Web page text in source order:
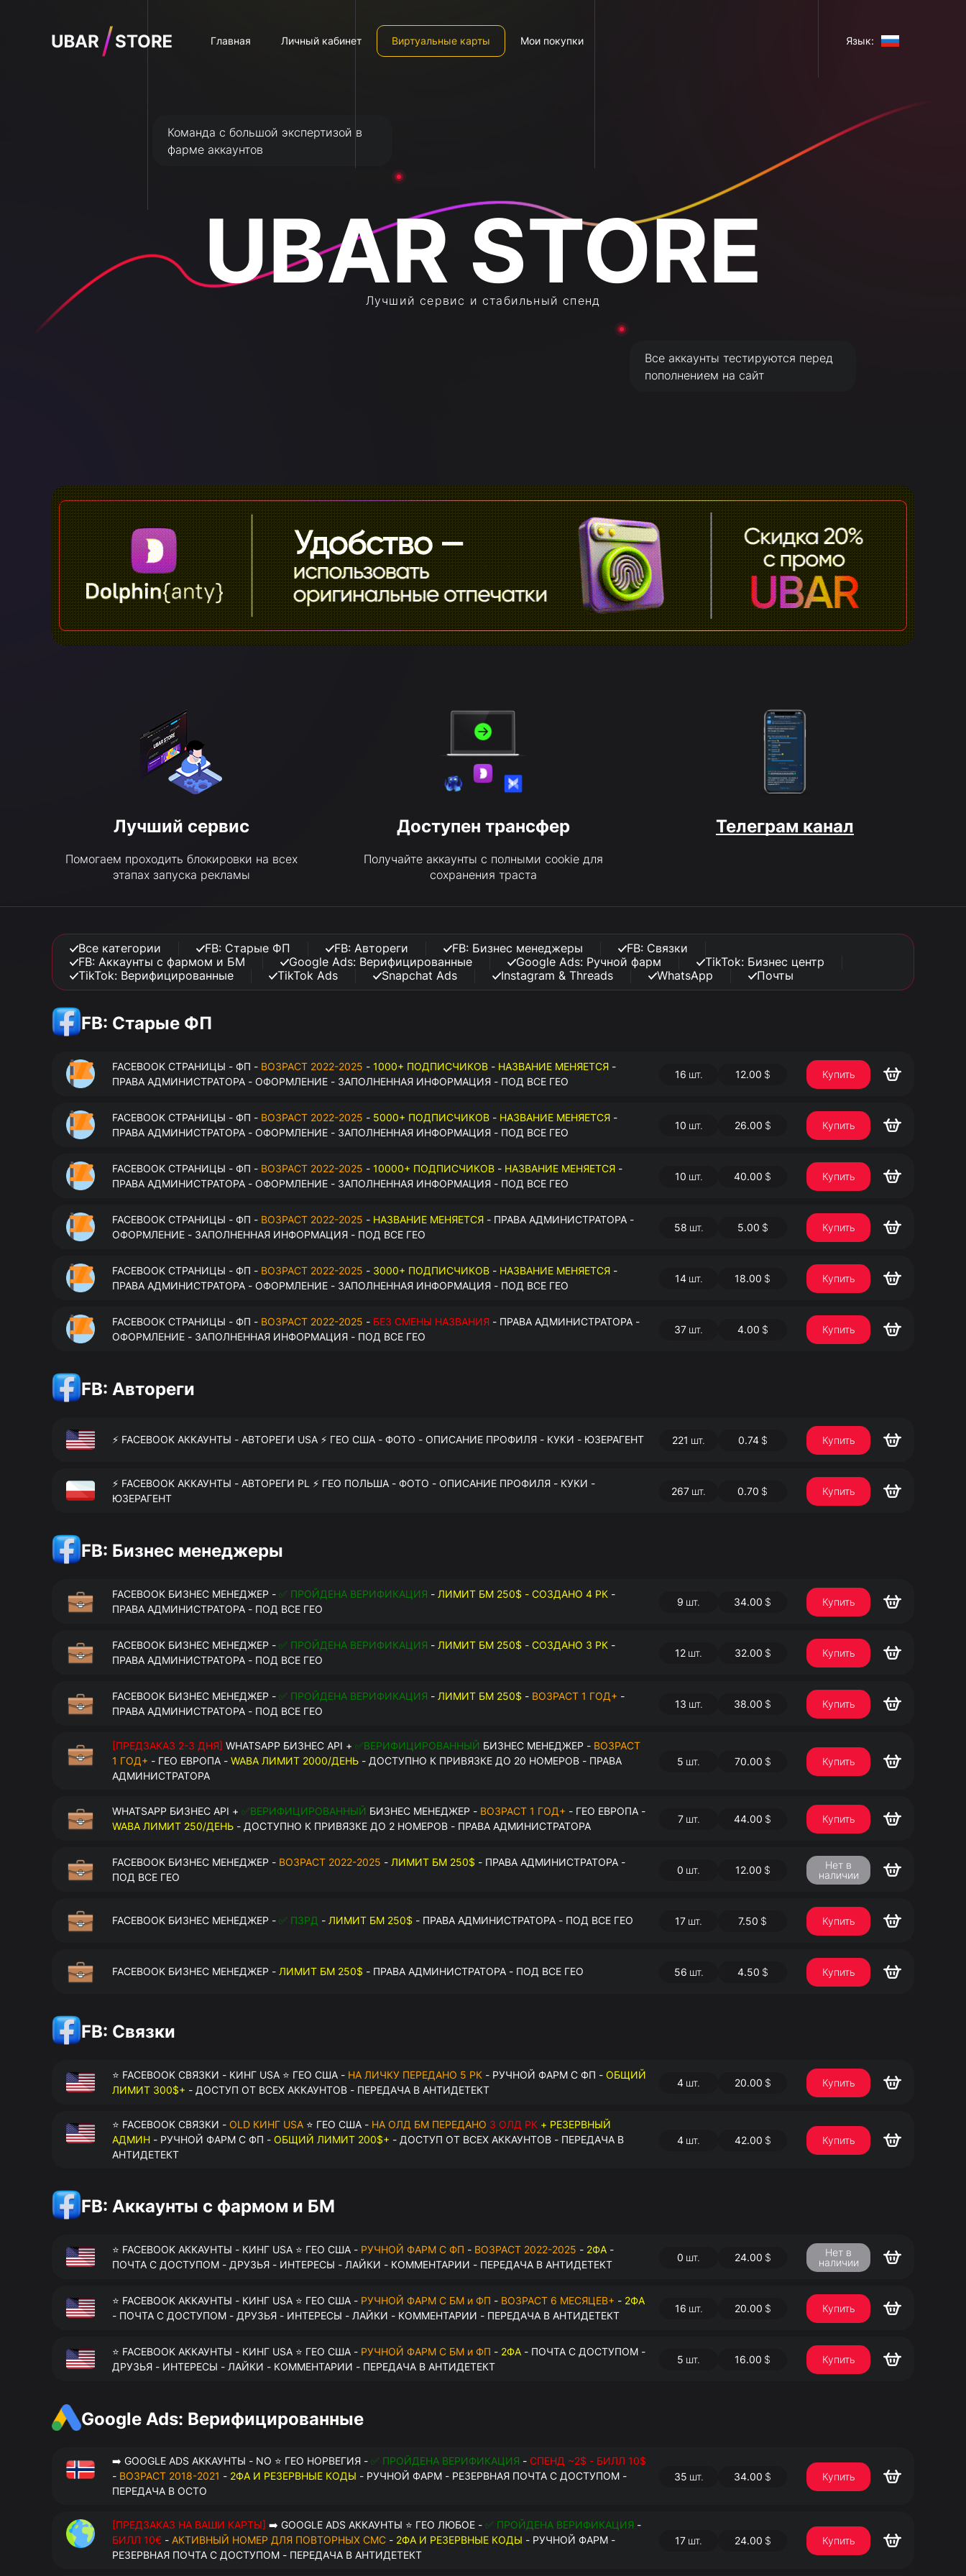
Главная Личный кабинет Виртуальные карты Мои покупки Язык:
Команда с большой экспертизой в
фарме аккаунтов
Все аккаунты тестируются перед
пополнением на сайт
Лучший сервис и стабильный спенд
Лучший сервис
Помогаем проходить блокировки на всех
этапах запуска рекламы
Доступен трансфер
Получайте аккаунты с полными cookie для
сохранения траста
Телеграм канал
Все категории FB: Старые ФП FB: Автореги FB: Бизнес менеджеры
FB: Связки
FB: Аккаунты с фармом и БМ
Google Ads: Верифицированные Google Ads: Ручной фарм
TikTok: Бизнес центр
TikTok: Верифицированные
TikTok Ads Snapchat Ads Instagram & Threads WhatsApp Почты
FB: Старые ФП
FACEBOOK СТРАНИЦЫ - ФП - ВОЗРАСТ 2022-2025 - 1000+ ПОДПИСЧИКОВ - НАЗВАНИЕ МЕНЯЕТСЯ -
ПРАВА АДМИНИСТРАТОРА - ОФОРМЛЕНИЕ - ЗАПОЛНЕННАЯ ИНФОРМАЦИЯ - ПОД ВСЕ ГЕО
16 шт. 12.00 $ Купить
FACEBOOK СТРАНИЦЫ - ФП - ВОЗРАСТ 2022-2025 - 5000+ ПОДПИСЧИКОВ - НАЗВАНИЕ МЕНЯЕТСЯ -
ПРАВА АДМИНИСТРАТОРА - ОФОРМЛЕНИЕ - ЗАПОЛНЕННАЯ ИНФОРМАЦИЯ - ПОД ВСЕ ГЕО
10 шт. 26.00 $ Купить
FACEBOOK СТРАНИЦЫ - ФП - ВОЗРАСТ 2022-2025 - 10000+ ПОДПИСЧИКОВ - НАЗВАНИЕ МЕНЯЕТСЯ -
ПРАВА АДМИНИСТРАТОРА - ОФОРМЛЕНИЕ - ЗАПОЛНЕННАЯ ИНФОРМАЦИЯ - ПОД ВСЕ ГЕО
10 шт. 40.00 $ Купить
FACEBOOK СТРАНИЦЫ - ФП - ВОЗРАСТ 2022-2025 - НАЗВАНИЕ МЕНЯЕТСЯ - ПРАВА АДМИНИСТРАТОРА -
ОФОРМЛЕНИЕ - ЗАПОЛНЕННАЯ ИНФОРМАЦИЯ - ПОД ВСЕ ГЕО
58 шт. 5.00 $ Купить
FACEBOOK СТРАНИЦЫ - ФП - ВОЗРАСТ 2022-2025 - 3000+ ПОДПИСЧИКОВ - НАЗВАНИЕ МЕНЯЕТСЯ -
ПРАВА АДМИНИСТРАТОРА - ОФОРМЛЕНИЕ - ЗАПОЛНЕННАЯ ИНФОРМАЦИЯ - ПОД ВСЕ ГЕО
14 шт. 18.00 $ Купить
FACEBOOK СТРАНИЦЫ - ФП - ВОЗРАСТ 2022-2025 - БЕЗ СМЕНЫ НАЗВАНИЯ - ПРАВА АДМИНИСТРАТОРА -
ОФОРМЛЕНИЕ - ЗАПОЛНЕННАЯ ИНФОРМАЦИЯ - ПОД ВСЕ ГЕО
37 шт. 4.00 $ Купить
FB: Автореги
⚡️ FACEBOOK АККАУНТЫ - АВТОРЕГИ USA ⚡️ ГЕО США - ФОТО - ОПИСАНИЕ ПРОФИЛЯ - КУКИ - ЮЗЕРАГЕНТ 221 шт. 0.74 $ Купить
⚡️ FACEBOOK АККАУНТЫ - АВТОРЕГИ PL ⚡️ ГЕО ПОЛЬША - ФОТО - ОПИСАНИЕ ПРОФИЛЯ - КУКИ -
ЮЗЕРАГЕНТ
267 шт. 0.70 $ Купить
FB: Бизнес менеджеры
FACEBOOK БИЗНЕС МЕНЕДЖЕР - ✅ ПРОЙДЕНА ВЕРИФИКАЦИЯ - ЛИМИТ БМ 250$ - СОЗДАНО 4 РК -
ПРАВА АДМИНИСТРАТОРА - ПОД ВСЕ ГЕО
9 шт. 34.00 $ Купить
FACEBOOK БИЗНЕС МЕНЕДЖЕР - ✅ ПРОЙДЕНА ВЕРИФИКАЦИЯ - ЛИМИТ БМ 250$ - СОЗДАНО 3 РК -
ПРАВА АДМИНИСТРАТОРА - ПОД ВСЕ ГЕО
12 шт. 32.00 $ Купить
FACEBOOK БИЗНЕС МЕНЕДЖЕР - ✅ ПРОЙДЕНА ВЕРИФИКАЦИЯ - ЛИМИТ БМ 250$ - ВОЗРАСТ 1 ГОД+ -
ПРАВА АДМИНИСТРАТОРА - ПОД ВСЕ ГЕО
13 шт. 38.00 $ Купить
[ПРЕДЗАКАЗ 2-3 ДНЯ] WHATSAPP БИЗНЕС API + ✅ВЕРИФИЦИРОВАННЫЙ БИЗНЕС МЕНЕДЖЕР - ВОЗРАСТ
1 ГОД+ - ГЕО ЕВРОПА - WABA ЛИМИТ 2000/ДЕНЬ - ДОСТУПНО К ПРИВЯЗКЕ ДО 20 НОМЕРОВ - ПРАВА
АДМИНИСТРАТОРА
5 шт. 70.00 $ Купить
WHATSAPP БИЗНЕС API + ✅ВЕРИФИЦИРОВАННЫЙ БИЗНЕС МЕНЕДЖЕР - ВОЗРАСТ 1 ГОД+ - ГЕО ЕВРОПА -
WABA ЛИМИТ 250/ДЕНЬ - ДОСТУПНО К ПРИВЯЗКЕ ДО 2 НОМЕРОВ - ПРАВА АДМИНИСТРАТОРА
7 шт. 44.00 $ Купить
FACEBOOK БИЗНЕС МЕНЕДЖЕР - ВОЗРАСТ 2022-2025 - ЛИМИТ БМ 250$ - ПРАВА АДМИНИСТРАТОРА -
ПОД ВСЕ ГЕО
0 шт. 12.00 $
Нет в
наличии
FACEBOOK БИЗНЕС МЕНЕДЖЕР - ✅ ПЗРД - ЛИМИТ БМ 250$ - ПРАВА АДМИНИСТРАТОРА - ПОД ВСЕ ГЕО 17 шт. 7.50 $ Купить
FACEBOOK БИЗНЕС МЕНЕДЖЕР - ЛИМИТ БМ 250$ - ПРАВА АДМИНИСТРАТОРА - ПОД ВСЕ ГЕО 56 шт. 4.50 $ Купить
FB: Связки
⭐ FACEBOOK СВЯЗКИ - КИНГ USA ⭐ ГЕО США - НА ЛИЧКУ ПЕРЕДАНО 5 РК - РУЧНОЙ ФАРМ С ФП - ОБЩИЙ
ЛИМИТ 300$+ - ДОСТУП ОТ ВСЕХ АККАУНТОВ - ПЕРЕДАЧА В АНТИДЕТЕКТ
4 шт. 20.00 $ Купить
⭐ FACEBOOK СВЯЗКИ - OLD КИНГ USA ⭐ ГЕО США - НА ОЛД БМ ПЕРЕДАНО 3 ОЛД РК + РЕЗЕРВНЫЙ
АДМИН - РУЧНОЙ ФАРМ С ФП - ОБЩИЙ ЛИМИТ 200$+ - ДОСТУП ОТ ВСЕХ АККАУНТОВ - ПЕРЕДАЧА В
АНТИДЕТЕКТ
4 шт. 42.00 $ Купить
FB: Аккаунты с фармом и БМ
⭐ FACEBOOK АККАУНТЫ - КИНГ USA ⭐ ГЕО США - РУЧНОЙ ФАРМ С ФП - ВОЗРАСТ 2022-2025 - 2ФА -
ПОЧТА С ДОСТУПОМ - ДРУЗЬЯ - ИНТЕРЕСЫ - ЛАЙКИ - КОММЕНТАРИИ - ПЕРЕДАЧА В АНТИДЕТЕКТ
0 шт. 24.00 $
Нет в
наличии
⭐ FACEBOOK АККАУНТЫ - КИНГ USA ⭐ ГЕО США - РУЧНОЙ ФАРМ С БМ и ФП - ВОЗРАСТ 6 МЕСЯЦЕВ+ - 2ФА
- ПОЧТА С ДОСТУПОМ - ДРУЗЬЯ - ИНТЕРЕСЫ - ЛАЙКИ - КОММЕНТАРИИ - ПЕРЕДАЧА В АНТИДЕТЕКТ
16 шт. 20.00 $ Купить
⭐ FACEBOOK АККАУНТЫ - КИНГ USA ⭐ ГЕО США - РУЧНОЙ ФАРМ С БМ и ФП - 2ФА - ПОЧТА С ДОСТУПОМ -
ДРУЗЬЯ - ИНТЕРЕСЫ - ЛАЙКИ - КОММЕНТАРИИ - ПЕРЕДАЧА В АНТИДЕТЕКТ
5 шт. 16.00 $ Купить
Google Ads: Верифицированные
➡️ GOOGLE ADS АККАУНТЫ - NO ⭐ ГЕО НОРВЕГИЯ - ✅ ПРОЙДЕНА ВЕРИФИКАЦИЯ - СПЕНД ~2$ - БИЛЛ 10$
- ВОЗРАСТ 2018-2021 - 2ФА И РЕЗЕРВНЫЕ КОДЫ - РУЧНОЙ ФАРМ - РЕЗЕРВНАЯ ПОЧТА С ДОСТУПОМ -
ПЕРЕДАЧА В OCTO
35 шт. 34.00 $ Купить
[ПРЕДЗАКАЗ НА ВАШИ КАРТЫ] ➡️ GOOGLE ADS АККАУНТЫ ⭐ ГЕО ЛЮБОЕ - ✅ ПРОЙДЕНА ВЕРИФИКАЦИЯ -
БИЛЛ 10€ - АКТИВНЫЙ НОМЕР ДЛЯ ПОВТОРНЫХ СМС - 2ФА И РЕЗЕРВНЫЕ КОДЫ - РУЧНОЙ ФАРМ -
РЕЗЕРВНАЯ ПОЧТА С ДОСТУПОМ - ПЕРЕДАЧА В АНТИДЕТЕКТ
17 шт. 24.00 $ Купить
$